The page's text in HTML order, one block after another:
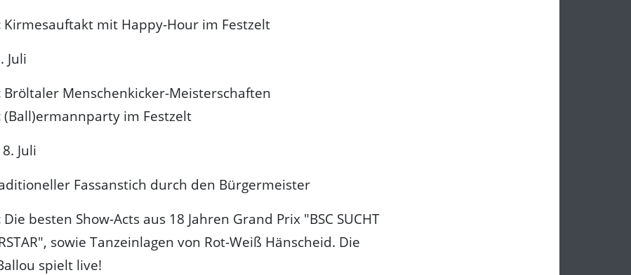
Kirmesauftakt mit Happy-Hour im Festzelt
Juli
Bröltaler Menschenkicker-Meisterschaften
(Ball)ermannparty im Festzelt
Juli
Fassanstich durch den Bürgermeister
Die besten Show-Acts aus 18 Jahren Grand Prix "BSC SUCHT
sowie Tanzeinlagen von Rot-Weiß Hänscheid. Die
spielt live!